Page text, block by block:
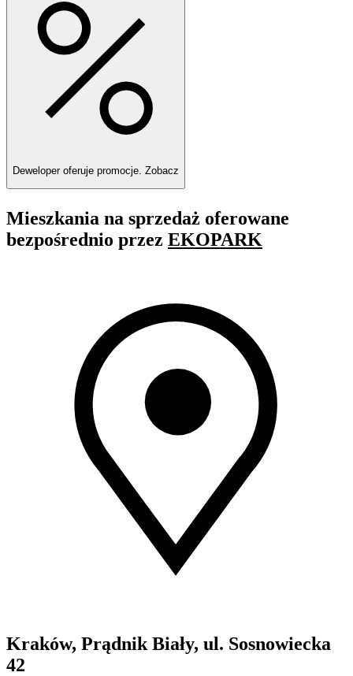
Deweloper oferuje promocje. Zobacz
Mieszkania na sprzedaż oferowane
bezpośrednio przez EKOPARK
Kraków, Prądnik Biały, ul. Sosnowiecka
42